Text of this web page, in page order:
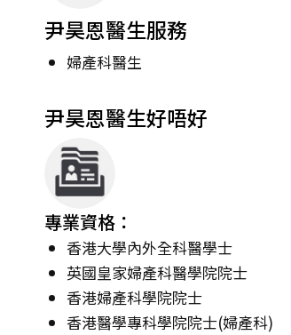
尹昊恩醫生服務
婦產科醫生
尹昊恩醫生好唔好
專業資格：
香港大學內外全科醫學士
英國皇家婦產科醫學院院士
香港婦產科學院院士
香港醫學專科學院院士(婦產科)